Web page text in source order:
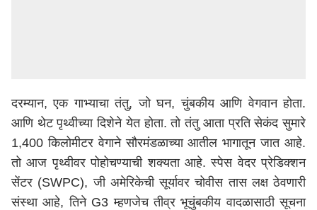
दरम्यान, एक गाभ्याचा तंतु, जो घन, चुंबकीय आणि वेगवान होता.
आणि थेट पृथ्वीच्या दिशेने येत होता. तो तंतु आता प्रति सेकंद सुमारे
1,400 किलोमीटर वेगाने सौरमंडळाच्या आतील भागातून जात आहे.
तो आज पृथ्वीवर पोहोचण्याची शक्यता आहे. स्पेस वेदर प्रेडिक्शन
सेंटर (SWPC), जी अमेरिकेची सूर्यावर चोवीस तास लक्ष ठेवणारी
संस्था आहे, तिने G3 म्हणजेच तीव्र भूचुंबकीय वादळासाठी सूचना